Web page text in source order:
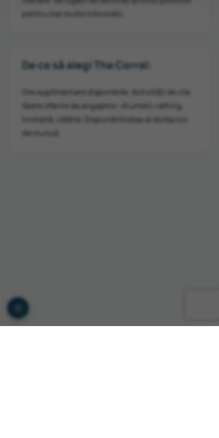
pentru mai multe informații.
De ce să alegi The Corral:
Ore suplimentare disponibile; Activități de zile
libere oferite de angajator: drumeții, rafting,
tiroliană, călărie; Disponibilitatea al doilea loc
de muncă.